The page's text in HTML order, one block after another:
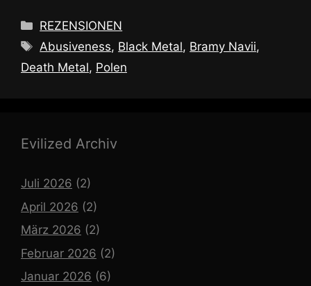
Kategorien
REZENSIONEN
Schlagwörter
Abusiveness, Black Metal, Bramy Navii,
Death Metal, Polen
Evilized Archiv
Juli 2026 (2)
April 2026 (2)
März 2026 (2)
Februar 2026 (2)
Januar 2026 (6)